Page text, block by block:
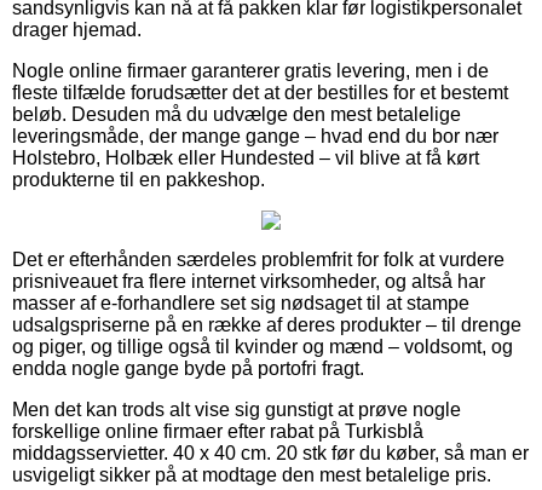
sandsynligvis kan nå at få pakken klar før logistikpersonalet
drager hjemad.
Nogle online firmaer garanterer gratis levering, men i de
fleste tilfælde forudsætter det at der bestilles for et bestemt
beløb. Desuden må du udvælge den mest betalelige
leveringsmåde, der mange gange – hvad end du bor nær
Holstebro, Holbæk eller Hundested – vil blive at få kørt
produkterne til en pakkeshop.
Det er efterhånden særdeles problemfrit for folk at vurdere
prisniveauet fra flere internet virksomheder, og altså har
masser af e-forhandlere set sig nødsaget til at stampe
udsalgspriserne på en række af deres produkter – til drenge
og piger, og tillige også til kvinder og mænd – voldsomt, og
endda nogle gange byde på portofri fragt.
Men det kan trods alt vise sig gunstigt at prøve nogle
forskellige online firmaer efter rabat på Turkisblå
middagsservietter. 40 x 40 cm. 20 stk før du køber, så man er
usvigeligt sikker på at modtage den mest betalelige pris.